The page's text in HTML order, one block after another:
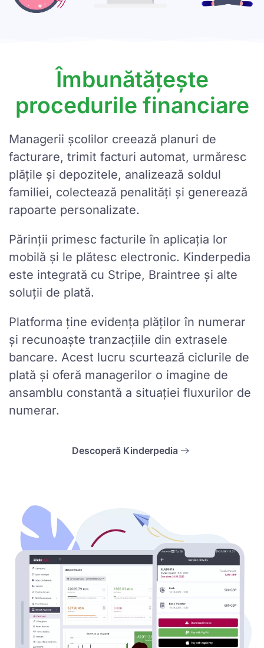
Îmbunătățește
procedurile financiare
Managerii școlilor creează planuri de
facturare, trimit facturi automat, urmăresc
plățile și depozitele, analizează soldul
familiei, colectează penalități și generează
rapoarte personalizate.
Părinții primesc facturile în aplicația lor
mobilă și le plătesc electronic. Kinderpedia
este integrată cu Stripe, Braintree și alte
soluții de plată.
Platforma ține evidența plăților în numerar
și recunoaște tranzacțiile din extrasele
bancare. Acest lucru scurtează ciclurile de
plată și oferă managerilor o imagine de
ansamblu constantă a situației fluxurilor de
numerar.
Descoperă Kinderpedia